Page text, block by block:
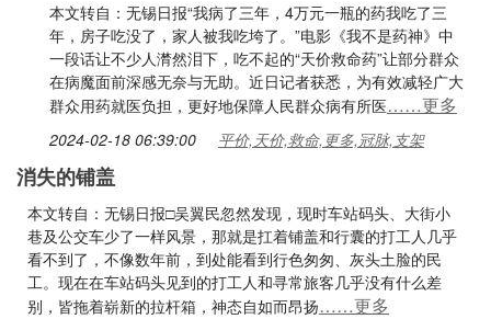
本文转自：无锡日报“我病了三年，4万元一瓶的药我吃了三
年，房子吃没了，家人被我吃垮了。”电影《我不是药神》中
一段话让不少人潸然泪下，吃不起的“天价救命药”让部分群众
在病魔面前深感无奈与无助。近日记者获悉，为有效减轻广大
群众用药就医负担，更好地保障人民群众病有所医……更多
2024-02-18 06:39:00 平价,天价,救命,更多,冠脉,支架
消失的铺盖
本文转自：无锡日报□吴翼民忽然发现，现时车站码头、大街小
巷及公交车少了一样风景，那就是扛着铺盖和行囊的打工人几乎
看不到了，不像数年前，到处能看到行色匆匆、灰头土脸的民
工。现在在车站码头见到的打工人和寻常旅客几乎没有什么差
别，皆拖着崭新的拉杆箱，神态自如而昂扬……更多